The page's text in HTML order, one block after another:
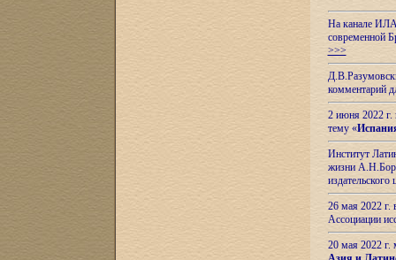
На канале ИЛА
современной
>>>
комментарий
2 июня 2022 г.
тему «
Институт
жизни
26 мая 2022
Ассоциации
20 мая 2022